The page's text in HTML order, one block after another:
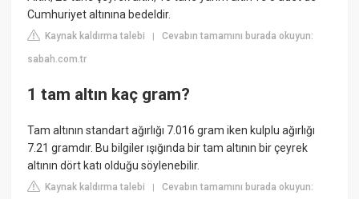
Cumhuriyet altınına bedeldir.
Kaynak kaldırma talebi |Cevabın tamamını burada okuyun:
sabah.com.tr
1 tam altın kaç gram?
Tam altının standart ağırlığı 7.016 gram iken kulplu ağırlığı
7.21 gramdır. Bu bilgiler ışığında bir tam altının bir çeyrek
altının dört katı olduğu söylenebilir.
Kaynak kaldırma talebi |Cevabın tamamını burada okuyun: